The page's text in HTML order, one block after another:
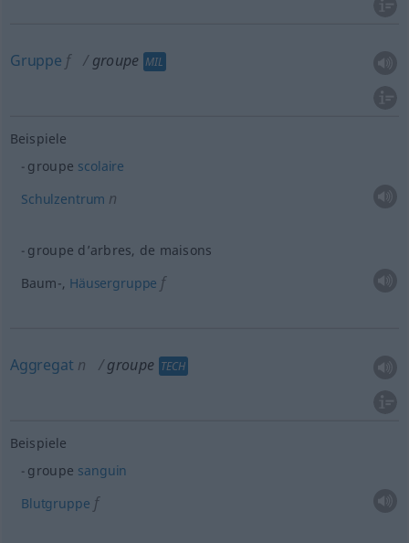
Gruppe f groupe MIL
Beispiele
groupe scolaire
Schulzentrum n
groupe d’arbres, de maisons
Baum-, Häusergruppe f
Aggregat n groupe TECH
Beispiele
groupe sanguin
Blutgruppe f